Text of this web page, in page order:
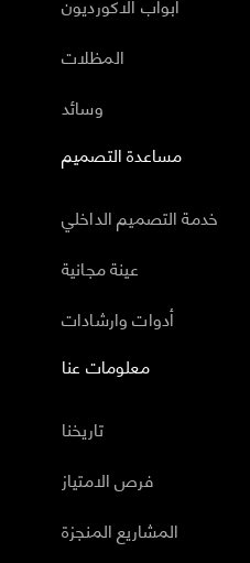
المظلات
وسائد
مساعدة التصميم
خدمة التصميم الداخلي
عينة مجانية
أدوات وارشادات
معلومات عنا
تاريخنا
فرص الامتياز
المشاريع المنجزة